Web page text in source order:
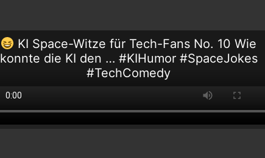
KI Space-Witze für Tech-Fans No. 10 Wie
konnte die KI den … #KIHumor #SpaceJokes
#TechComedy